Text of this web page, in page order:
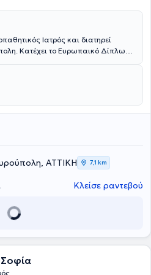
Ιατρός και διατηρεί
Κατέχει το Ευρωπαικό Δίπλωμα
και Καποδιστριακού
της Παγκόσμιας
της Ευρωπαϊκής Επιτροπής
Οδοντιατρικού Συλλόγου Αθηνών.
ζωής.
ΑΤΤΙΚΗ 7,1 km
Κλείσε ραντεβού